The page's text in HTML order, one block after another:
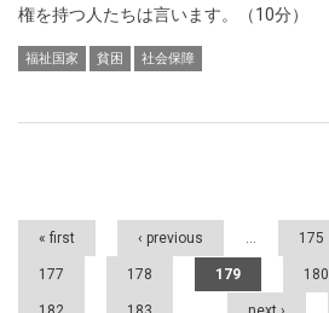
権を持つ人たちは言います。（10分）
福祉国家 貧困 社会保障
Pages
« first ‹ previous … 175
177 178 179 180